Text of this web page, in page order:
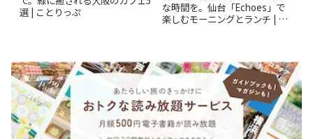
選 | ことりっぷ
な時間を。仙台「Echoes」で
楽しむモーニングとランチ | こ